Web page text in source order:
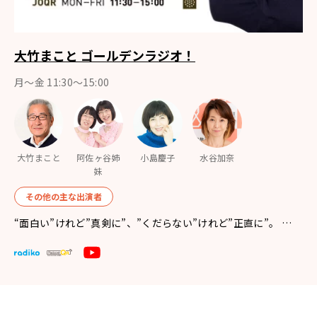
大竹まこと ゴールデンラジオ！
月〜金 11:30～15:00
大竹まこと
阿佐ヶ谷姉
妹
小島慶子 水谷加奈
その他の主な出演者
“面白い”けれど”真剣に”、”くだらない”けれど”正直に”。 …